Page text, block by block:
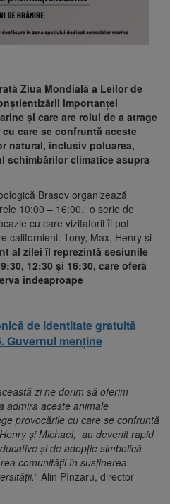
Ziua Mondială a Leilor de
importanței
și care are rolul de a atrage
care se confruntă aceste
natural, inclusiv poluarea,
schimbărilor climatice asupra
Brașov organizează
10:00 – 16:00, o serie de
cu care vizitatorii îi pot
californieni: Tony, Max, Henry și
al zilei îl reprezintă sesiunile
12:30 și 16:30, care oferă
îndeaproape
de identitate gratuită
Guvernul menține
zi ne dorim să oferim
admira aceste animale
provocările cu care se confruntă
și Michael, au devenit rapid
și de adopție simbolică
comunității în susținerea
” Alin Pînzaru, director